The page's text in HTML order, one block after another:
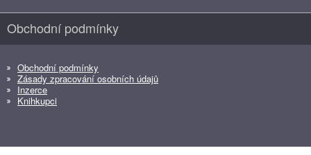
Obchodní podmínky
Obchodní podmínky
Zásady zpracování osobních údajů
Inzerce
Knihkupci